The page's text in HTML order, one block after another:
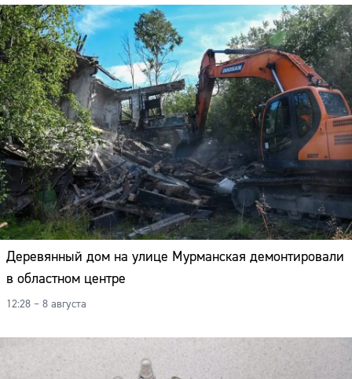
Деревянный дом на улице Мурманская демонтировали
в областном центре
12:28 – 8 августа